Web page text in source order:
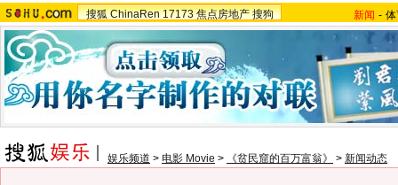
搜狐 ChinaRen 17173 焦点房地产 搜狗 新闻 -
娱乐频道 > 电影 Movie > 《贫民窟的百万富翁》 > 新闻动态